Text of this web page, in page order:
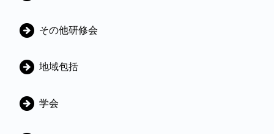
ゴ
その他研修会
地域包括
学会